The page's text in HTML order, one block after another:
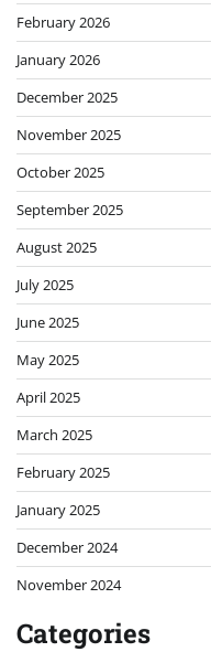
February 2026
January 2026
December 2025
November 2025
October 2025
September 2025
August 2025
July 2025
June 2025
May 2025
April 2025
March 2025
February 2025
January 2025
December 2024
November 2024
Categories